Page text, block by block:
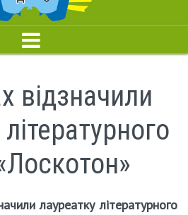
відзначили
лауреатку літературного